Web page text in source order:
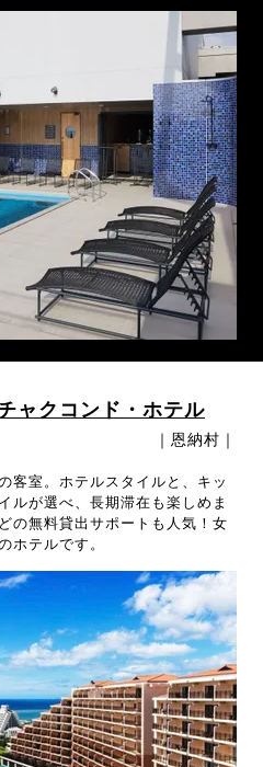
ャクコンド・ホテル
｜恩納村｜
客室。ホテルスタイルと、キッ
ルが選べ、長期滞在も楽しめま
の無料貸出サポートも人気！女
ホテルです。